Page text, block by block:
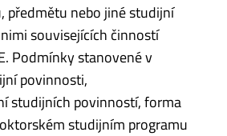
předmětu nebo jiné studijní
souvisejících činností
Podmínky stanovené v
povinnosti,
studijních povinností, forma
studijním programu